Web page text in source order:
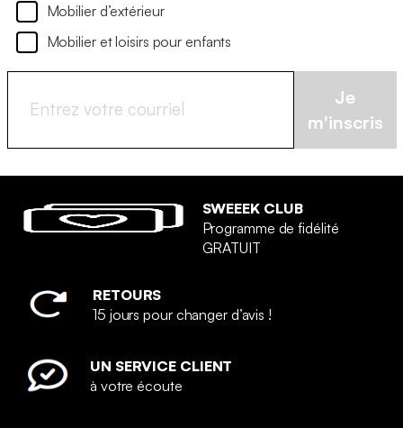
Mobilier d’extérieur
Mobilier et loisirs pour enfants
Je
m'inscris
SWEEEK CLUB
Programme de fidélité
GRATUIT
RETOURS
15 jours pour changer d’avis !
UN SERVICE CLIENT
à votre écoute